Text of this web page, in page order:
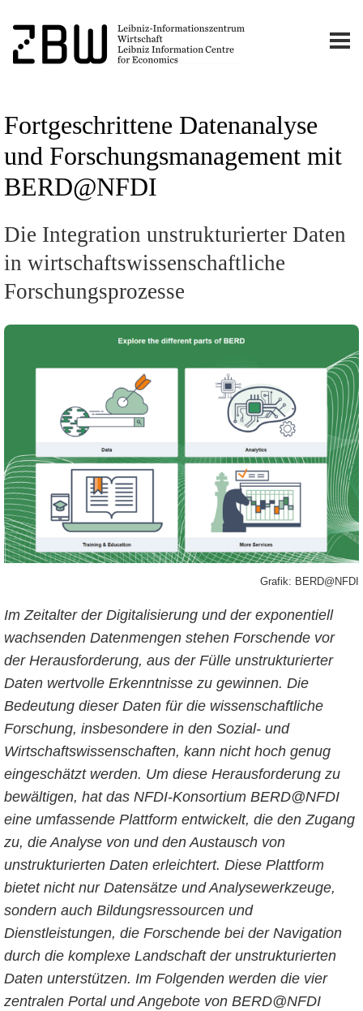
Fortgeschrittene Datenanalyse
und Forschungsmanagement mit
BERD@NFDI
Die Integration unstrukturierter Daten
in wirtschaftswissenschaftliche
Forschungsprozesse
Grafik: BERD@NFDI
Im Zeitalter der Digitalisierung und der exponentiell
wachsenden Datenmengen stehen Forschende vor
der Herausforderung, aus der Fülle unstrukturierter
Daten wertvolle Erkenntnisse zu gewinnen. Die
Bedeutung dieser Daten für die wissenschaftliche
Forschung, insbesondere in den Sozial- und
Wirtschaftswissenschaften, kann nicht hoch genug
eingeschätzt werden. Um diese Herausforderung zu
bewältigen, hat das NFDI-Konsortium BERD@NFDI
eine umfassende Plattform entwickelt, die den Zugang
zu, die Analyse von und den Austausch von
unstrukturierten Daten erleichtert. Diese Plattform
bietet nicht nur Datensätze und Analysewerkzeuge,
sondern auch Bildungsressourcen und
Dienstleistungen, die Forschende bei der Navigation
durch die komplexe Landschaft der unstrukturierten
Daten unterstützen. Im Folgenden werden die vier
zentralen Portal und Angebote von BERD@NFDI